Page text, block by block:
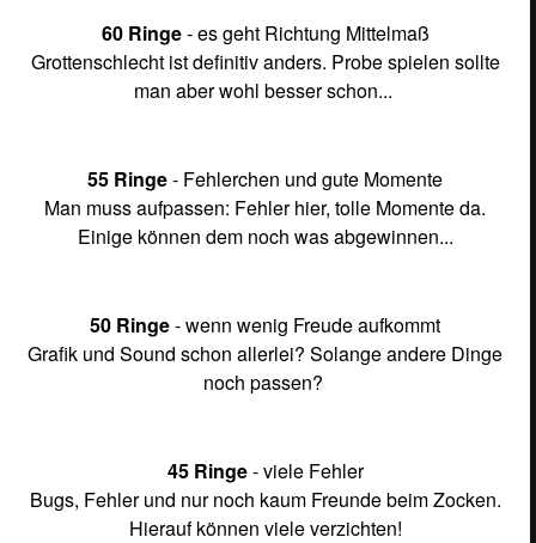
60 Ringe- es geht Richtung Mittelmaß
Grottenschlecht ist definitiv anders. Probe spielen sollte
man aber wohl besser schon...
55 Ringe- Fehlerchen und gute Momente
Man muss aufpassen: Fehler hier, tolle Momente da.
Einige können dem noch was abgewinnen...
50 Ringe- wenn wenig Freude aufkommt
Grafik und Sound schon allerlei? Solange andere Dinge
noch passen?
45 Ringe- viele Fehler
Bugs, Fehler und nur noch kaum Freunde beim Zocken.
Hierauf können viele verzichten!